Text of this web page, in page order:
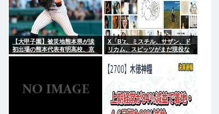
【大甲子園】被災地熊本県が涙
初出場の熊本代表有明高校、京
都立命館に9回裏2アウトから逆
X「B’z、ミスチル、サザン、ド
リカム、スピッツがまだ現役な
にやれてるだろうか？」